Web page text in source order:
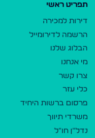
תפריט ראשי
דירות למכירה
הרשמה לדירומייל
הבלוג שלנו
מי אנחנו
צרו קשר
כלי עזר
פרסום ברשות היחיד
משרדי תיווך
נדל"ן חו"ל